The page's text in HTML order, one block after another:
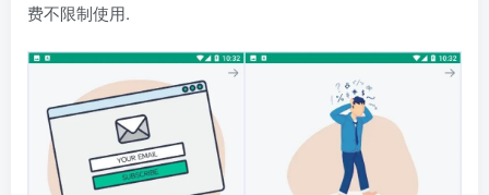
费不限制使用.